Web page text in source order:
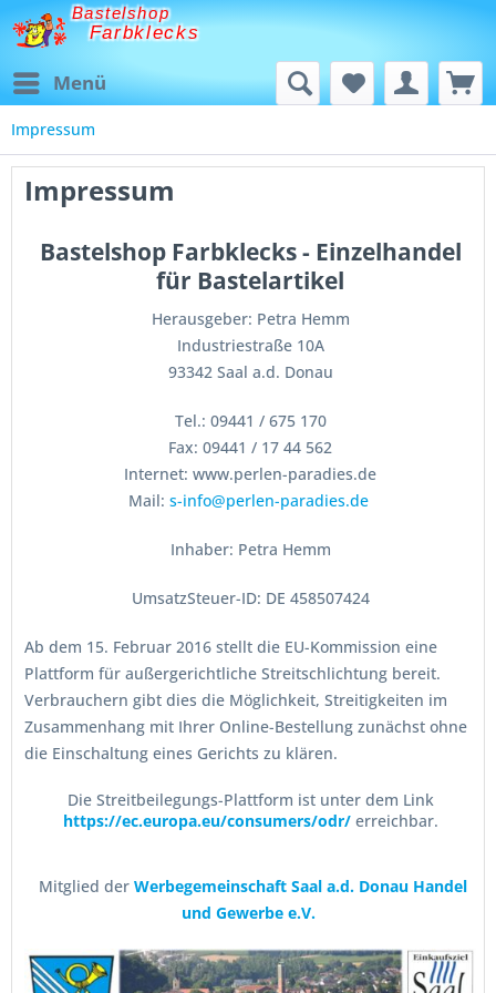
Bastelshop
Farbklecks
Menü
Impressum
Impressum
Bastelshop Farbklecks - Einzelhandel
für Bastelartikel
Herausgeber: Petra Hemm
Industriestraße 10A
93342 Saal a.d. Donau
Tel.: 09441 / 675 170
Fax: 09441 / 17 44 562
Internet: www.perlen-paradies.de
Mail: s-info@perlen-paradies.de
Inhaber: Petra Hemm
UmsatzSteuer-ID: DE 458507424
Ab dem 15. Februar 2016 stellt die EU-Kommission eine
Plattform für außergerichtliche Streitschlichtung bereit.
Verbrauchern gibt dies die Möglichkeit, Streitigkeiten im
Zusammenhang mit Ihrer Online-Bestellung zunächst ohne
die Einschaltung eines Gerichts zu klären.
Die Streitbeilegungs-Plattform ist unter dem Link
https://ec.europa.eu/consumers/odr/erreichbar.
Mitglied der Werbegemeinschaft Saal a.d. Donau Handel
und Gewerbe e.V.